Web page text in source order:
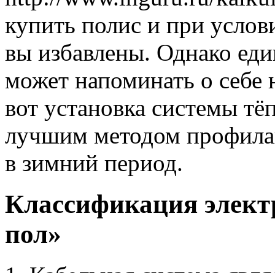
купить полис и при
вы избавлены. Однако
может напоминать о
вот установка системы
лучшим методом
в зимний период.
Классификация
пол»